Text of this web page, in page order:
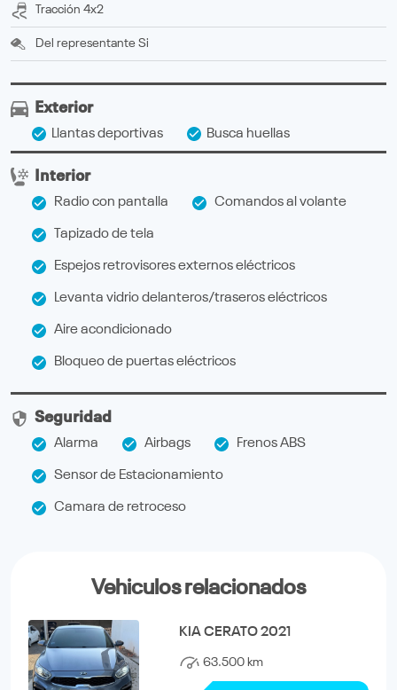
Tracción 4x2
Del representante Si
Exterior
Llantas deportivas Busca huellas
Interior
Radio con pantalla Comandos al volante
Tapizado de tela
Espejos retrovisores externos eléctricos
Levanta vidrio delanteros/traseros eléctricos
Aire acondicionado
Bloqueo de puertas eléctricos
Seguridad
Alarma Airbags Frenos ABS
Sensor de Estacionamiento
Camara de retroceso
Vehiculos relacionados
KIA CERATO 2021
63.500 km